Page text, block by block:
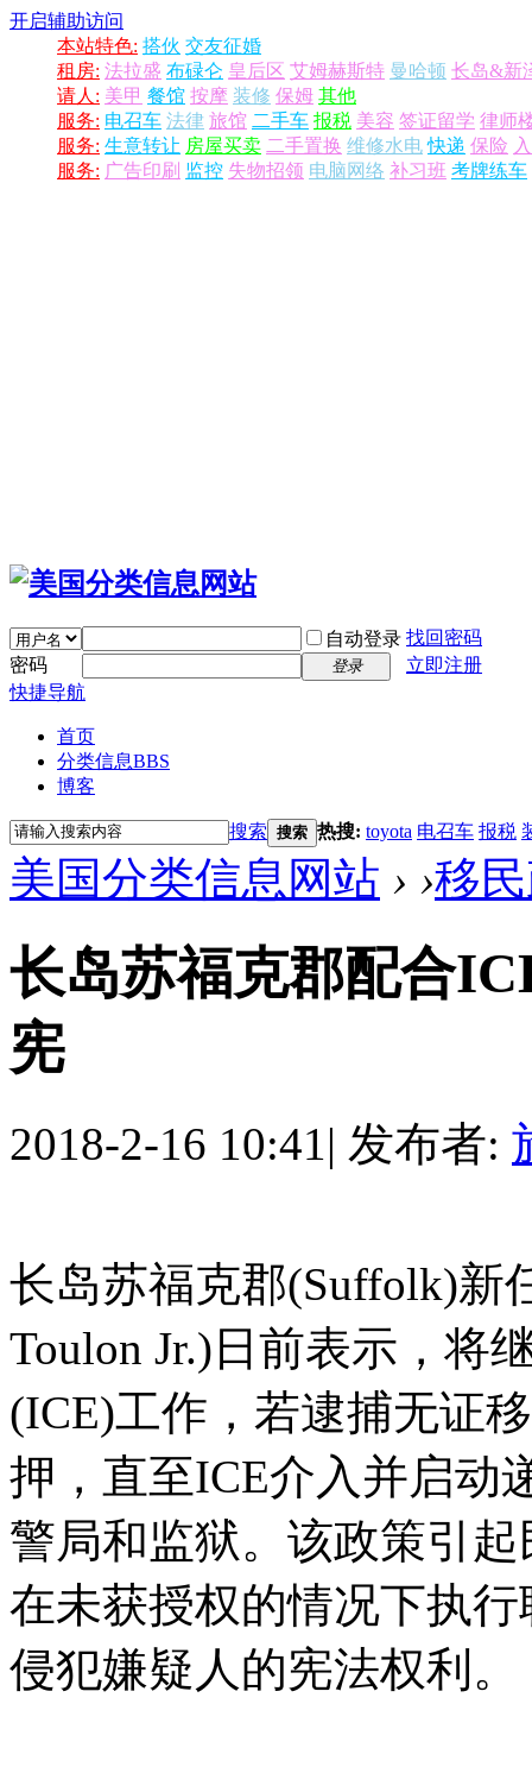
开启辅助访问
本站特色: 搭伙 交友征婚
租房: 法拉盛 布碌仑 皇后区 艾姆赫斯特 曼哈顿 长岛&新
请人: 美甲 餐馆 按摩 装修 保姆 其他
服务: 电召车 法律 旅馆 二手车 报税 美容 签证留学 律师
服务: 生意转让 房屋买卖 二手置换 维修水电 快递 保险
服务: 广告印刷 监控 失物招领 电脑网络 补习班 考牌练车
自动登录 找回密码
密码
登录
立即注册
快捷导航
首页
分类信息BBS
博客
搜索 搜索 热搜: toyota 电召车 报税
美国分类信息网站 › ›移
长岛苏福克郡配合
宪
2018-2-16 10:41| 发布者:
长岛苏福克郡(Suffolk)新
Toulon Jr.)日前表示，将
(ICE)工作，若逮捕无证
押，直至ICE介入并启动
警局和监狱。该政策引
在未获授权的情况下执
侵犯嫌疑人的宪法权利。